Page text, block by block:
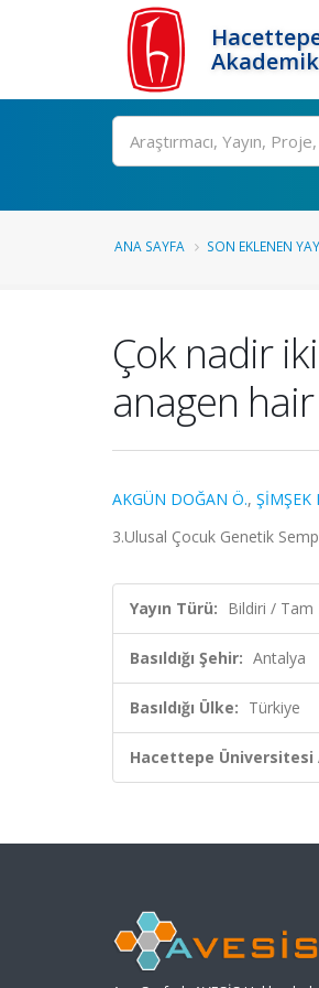
Ara
ANA SAYFA SON EKLENEN
Çok nadir
anagen
AKGÜN DOĞAN Ö., ŞİMŞEK
3.Ulusal Çocuk Genetik
Yayın Türü: Bildiri / Tam
Basıldığı Şehir: Antalya
Basıldığı Ülke: Türkiye
Hacettepe Üniversitesi